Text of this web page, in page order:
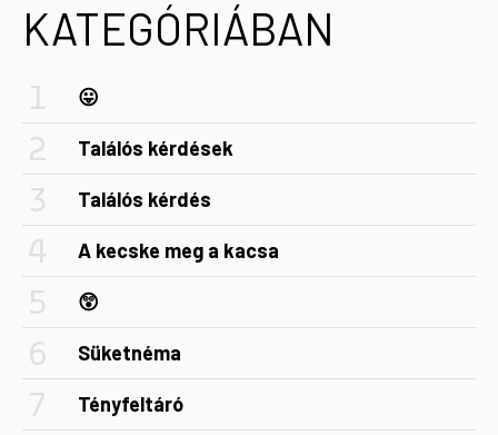
KATEGÓRIÁBAN
😛
Találós kérdések
Találós kérdés
A kecske meg a kacsa
😲
Süketnéma
Tényfeltáró